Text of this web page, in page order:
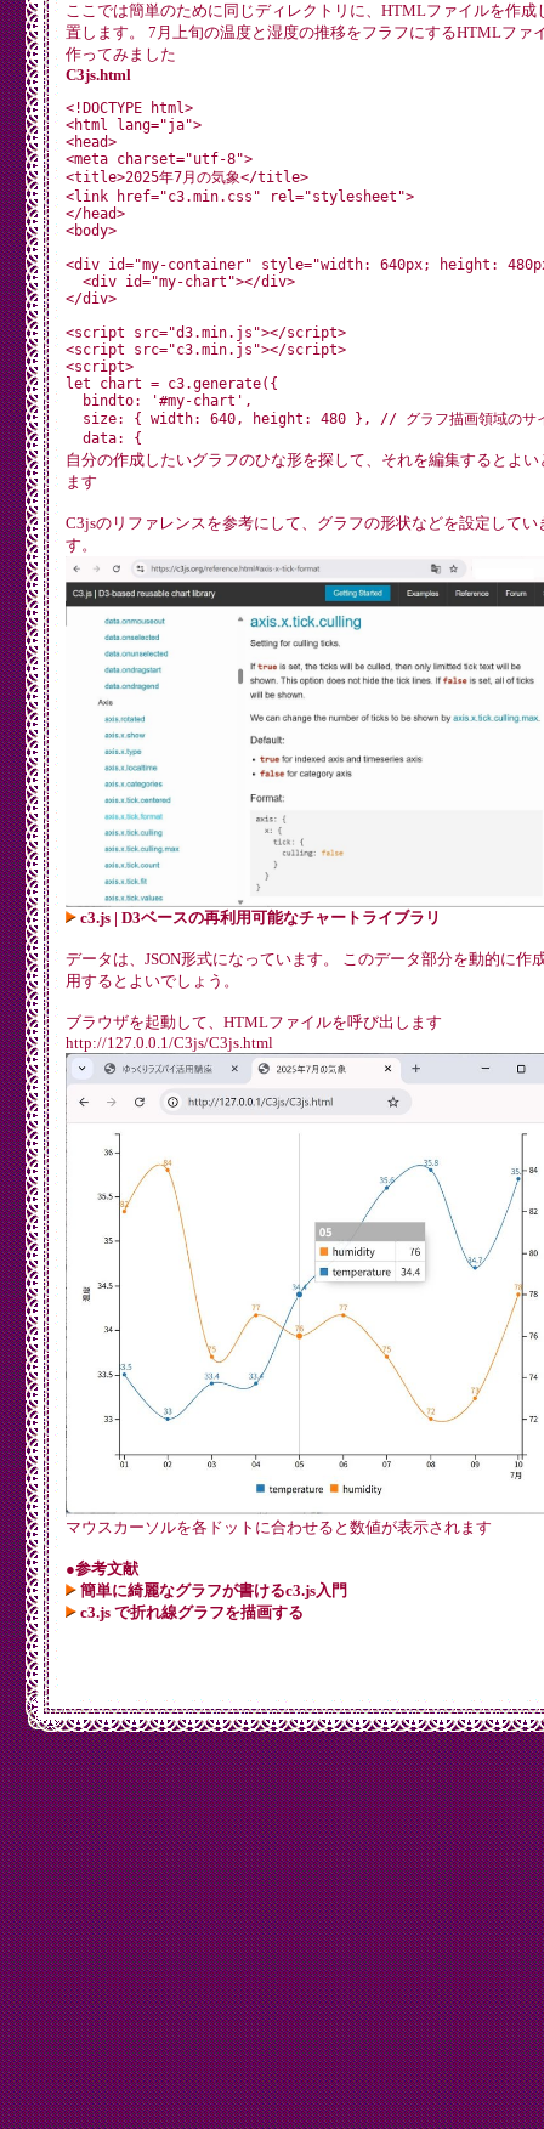
ここでは簡単のために同じディレクトリに、HTMLファイルを作成
置します。 7月上旬の温度と湿度の推移をフラフにするHTMLファ
作ってみました
C3js.html
<!DOCTYPE html>
<html lang="ja">
<head>
<meta charset="utf-8">
<title>2025年7月の気象</title>
<link href="c3.min.css" rel="stylesheet">
</head>
<body>
<div id="my-container" style="width: 640px; height:
  <div id="my-chart"></div>
</div>
<script src="d3.min.js"></script>
<script src="c3.min.js"></script>
<script>
let chart = c3.generate({
  bindto: '#my-chart',
size: { width: 640, height: 480 }, // グラフ描画領域のサ
  data: {
    x: 'x',
    columns: [
['x', '2025-07-01', '2025-07-02', '2025-07-03',
['humidity', 82, 84, 75, 77, 76, 77, 75, 72, 73,
    ],
    axes: {
      temperature: 'y',
      humidity: 'y2'
    },
    labels: true, // それぞれの点に数値を表示
    type: 'spline'
  axis: {
    x: {
      label: {
        text: '7月',
        position: 'outer-middle'
      },
      type: 'timeseries',
      tick: {
        format: '%d',
        culling: false  // 目盛りをすべて表示
      }
    },
    y: {
      label: {
        text: '温度',
      }
    },
      label: {
        text: '湿度',
        position: 'outer-middle'
      },
      show: true
    }
  }
});
</script>
</body>
</html>
自分の作成したいグラフのひな形を探して、それを編集するとよい
ます
C3jsのリファレンスを参考にして、グラフの形状などを設定してい
す。
c3.js | D3ベースの再利用可能なチャートライブラリ
データは、JSON形式になっています。 このデータ部分を動的に作
用するとよいでしょう。
ブラウザを起動して、HTMLファイルを呼び出します
http://127.0.0.1/C3js/C3js.html
マウスカーソルを各ドットに合わせると数値が表示されます
●参考文献
簡単に綺麗なグラフが書けるc3.js入門
c3.js で折れ線グラフを描画する